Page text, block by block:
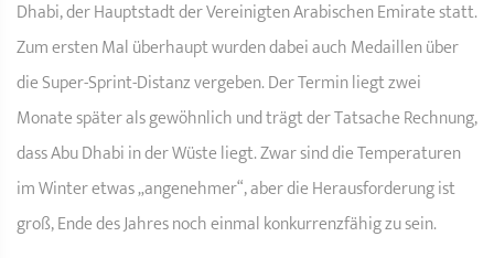
Dhabi, der Hauptstadt der Vereinigten Arabischen Emirate statt.
Zum ersten Mal überhaupt wurden dabei auch Medaillen über
die Super-Sprint-Distanz vergeben. Der Termin liegt zwei
Monate später als gewöhnlich und trägt der Tatsache Rechnung,
dass Abu Dhabi in der Wüste liegt. Zwar sind die Temperaturen
im Winter etwas „angenehmer“, aber die Herausforderung ist
groß, Ende des Jahres noch einmal konkurrenzfähig zu sein.